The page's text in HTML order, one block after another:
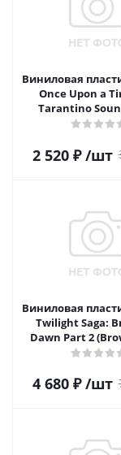
Виниловая
Once Upon a
Tarantino
(Yellow)
2 520₽ /шт
Виниловая
Twilight Saga:
Dawn Part 2
4 680₽ /шт